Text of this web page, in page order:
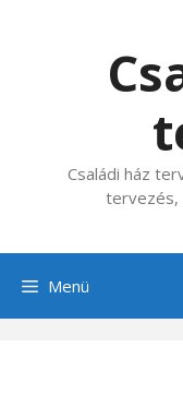
Családi ház
tervezés,
Menü